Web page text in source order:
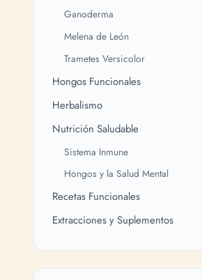
Ganoderma
Melena de León
Trametes Versicolor
Hongos Funcionales
Herbalismo
Nutrición Saludable
Sistema Inmune
Hongos y la Salud Mental
Recetas Funcionales
Extracciones y Suplementos